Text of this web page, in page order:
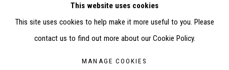
PARTIR DES DONNÉES COLLECTÉES PAR ELISABETH KLIMOFF
DE 2015 À 2019
SITE BY ARTLOGIC
This website uses cookies
This site uses cookies to help make it more useful to you. Please
contact us to find out more about our Cookie Policy.
MANAGE COOKIES